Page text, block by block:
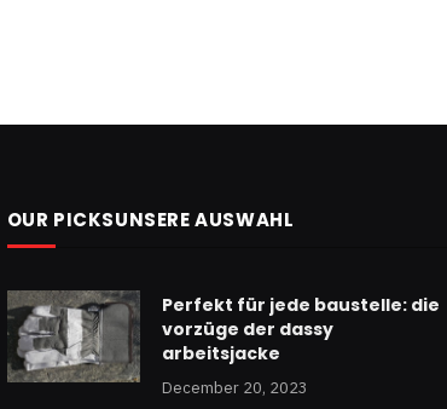
OUR PICKSUNSERE AUSWAHL
Perfekt für jede baustelle: die
vorzüge der dassy
arbeitsjacke
December 20, 2023